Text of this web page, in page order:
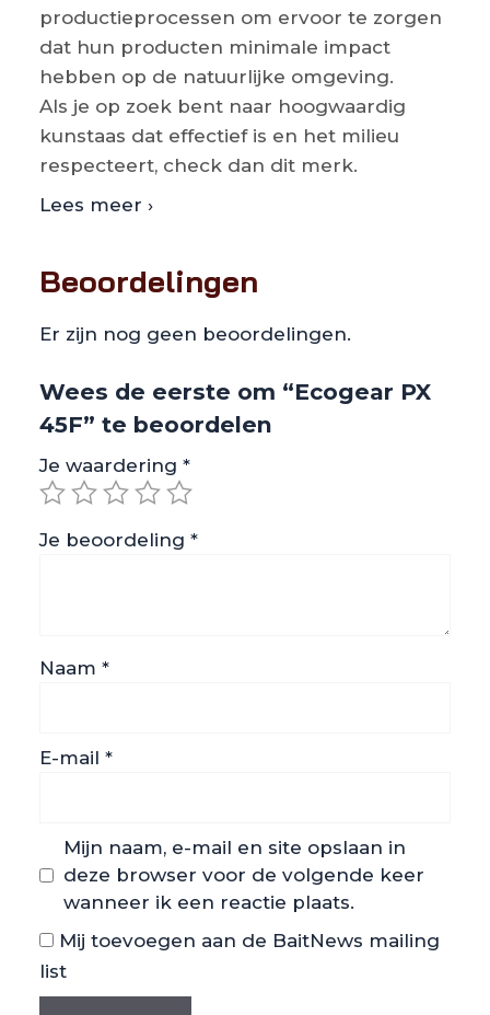
productieprocessen om ervoor te zorgen
dat hun producten minimale impact
hebben op de natuurlijke omgeving.
Als je op zoek bent naar hoogwaardig
kunstaas dat effectief is en het milieu
respecteert, check dan dit merk.
Lees meer ›
Beoordelingen
Er zijn nog geen beoordelingen.
Wees de eerste om “Ecogear PX
45F” te beoordelen
Je waardering *
Je beoordeling *
Naam *
E-mail *
Mijn naam, e-mail en site opslaan in
deze browser voor de volgende keer
wanneer ik een reactie plaats.
Mij toevoegen aan de BaitNews mailing
list